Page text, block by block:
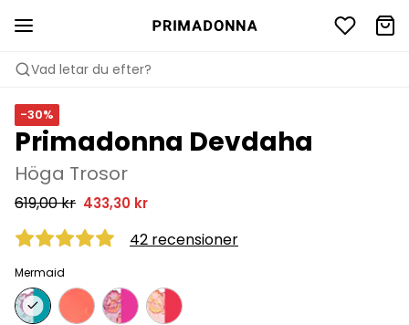
Vad letar du efter?
-30%
Primadonna Devdaha
Höga Trosor
619,00 kr 433,30 kr
42 recensioner
Mermaid